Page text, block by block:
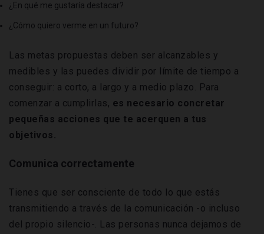
¿En qué me gustaría destacar?
¿Cómo quiero verme en un futuro?
Las metas propuestas deben ser alcanzables y
medibles y las puedes dividir por límite de tiempo a
conseguir: a corto, a largo y a medio plazo. Para
comenzar a cumplirlas, es necesario concretar
pequeñas acciones que te acerquen a tus
objetivos.
Comunica correctamente
Tienes que ser consciente de todo lo que estás
transmitiendo a través de la comunicación -o incluso
del propio silencio-. Las personas nunca dejamos de